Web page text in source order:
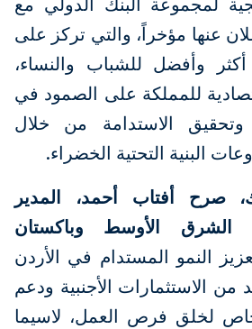
عنها مؤخراً، والتي تركز على
وأفضل للشباب والنساء،
للمملكة على الصمود في
وتحقيق الاستدامة من خلال
البنية التحتية الخضراء.
صرح أفتاب أحمد، المدير
الشرق الأوسط وباكستان
النمو المستدام في الأردن
الاستثمارات الأجنبية ودعم
لخلق فرص العمل، لاسيما